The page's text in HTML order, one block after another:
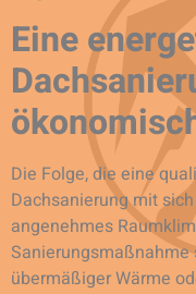
Eine
Die Folge, die eine
Dachsanierung mit
angenehmes
Sanierungsmaßnahme
übermäßiger Wärme